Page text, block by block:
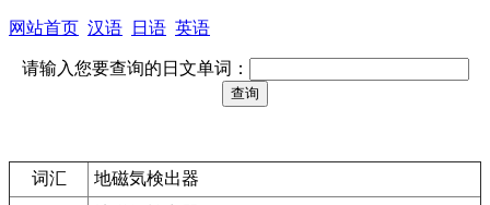
网站首页 汉语 日语 英语
请输入您要查询的日文单词：
词汇 地磁気検出器